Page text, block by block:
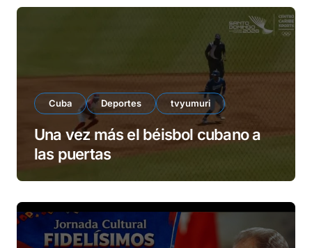
Cuba Deportes tvyumuri
Una vez más el béisbol cubano a
las puertas